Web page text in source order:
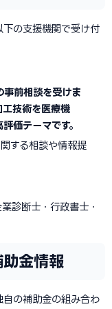
の支援機関で受け付
事前相談を受けま
工技術を医療機
価テーマです。
する相談や情報提
診断士・行政書士・
金情報
の補助金の組み合わ